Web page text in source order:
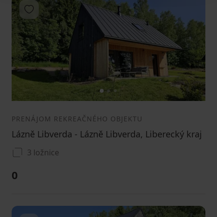
12 3
Pridať do obľúbených
PRENÁJOM REKREAČNÉHO OBJEKTU
Lázně Libverda - Lázně Libverda, Liberecký kraj
3 ložnice
0